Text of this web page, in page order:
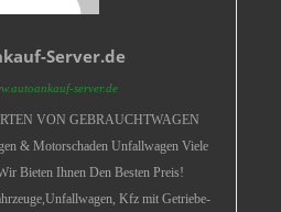
Server.de
server.de
VON GEBRAUCHTWAGEN
& Motorschaden Unfallwagen Viele
Bieten Ihnen Den Besten Preis!
Kfz mit Getriebe-